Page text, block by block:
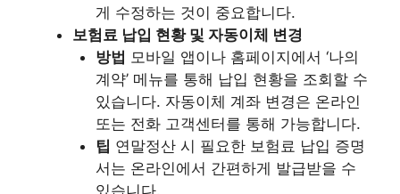
게 수정하는 것이 중요합니다.
보험료 납입 현황 및 자동이체 변경
방법 모바일 앱이나 홈페이지에서 ‘나의
계약’ 메뉴를 통해 납입 현황을 조회할 수
있습니다. 자동이체 계좌 변경은 온라인
또는 전화 고객센터를 통해 가능합니다.
팁 연말정산 시 필요한 보험료 납입 증명
서는 온라인에서 간편하게 발급받을 수
있습니다.